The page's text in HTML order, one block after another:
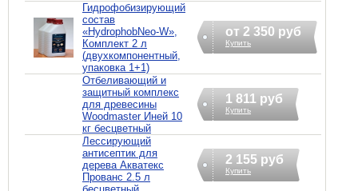
Гидрофобизирующий
состав
«HydrophobNeo-W»,
Комплект 2 л
(двухкомпонентный,
упаковка 1+1)
от 2 350 руб
Купить
Отбеливающий и
защитный комплекс
для древесины
Woodmaster Иней 10
кг бесцветный
1 811 руб
Купить
Лессирующий
антисептик для
дерева Акватекс
Прованс 2.5 л
бесцветный
2 155 руб
Купить